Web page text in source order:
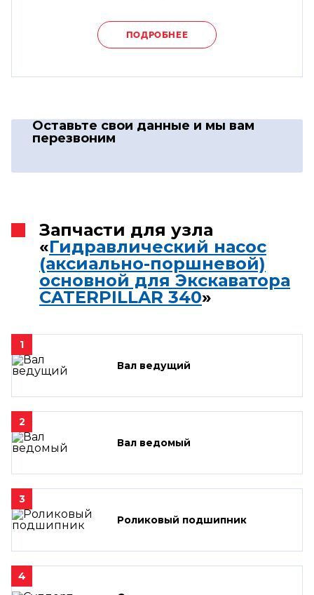
ПОДРОБНЕЕ
Оставьте свои данные и мы вам
перезвоним
Запчасти для узла
«Гидравлический насос
(аксиально-поршневой)
основной для Экскаватора
CATERPILLAR 340»
1
Вал ведущий
2
Вал ведомый
3
Роликовый подшипник
4